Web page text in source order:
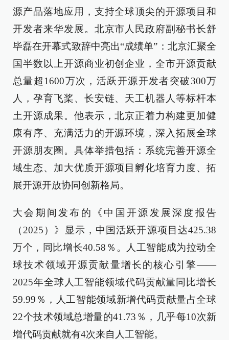
源产品落地应用，支持全球顶尖的开源项目和
开发者来华发展。北京市人民政府副秘书长舒
毕磊在开幕式致辞中亮出“成绩单”：北京汇聚全
国半数以上开源商业初创企业，全市开源贡献
总量超1600万次，活跃开源开发者突破300万
人，孕育飞桨、长安链、天工机器人等标杆本
土开源成果。他表示，北京正着力构建更加健
康有序、充满活力的开源环境，深入拓展全球
开源朋友圈。具体举措包括：系统完善开源全
域生态、加大优质开源项目孵化培育力度、拓
展开源开放协同创新格局。
大会期间发布的《中国开源发展深度报告
（2025）》显示，中国活跃开源项目达425.38
万个，同比增长40.58％。人工智能成为拉动全
球技术领域开源贡献量增长的核心引擎——
2025年全球人工智能领域代码贡献量同比增长
59.99％，人工智能领域新增代码贡献量占全球
22个技术领域总增量的41.73％，几乎每10次新
增代码贡献就有4次来自人工智能。